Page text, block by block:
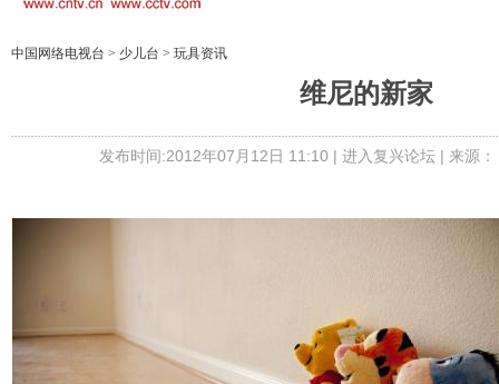
中国网络电视台 > 少儿台 > 玩具资讯
维尼的新家
发布时间:2012年07月12日 11:10 | 进入复兴论坛| 来源：